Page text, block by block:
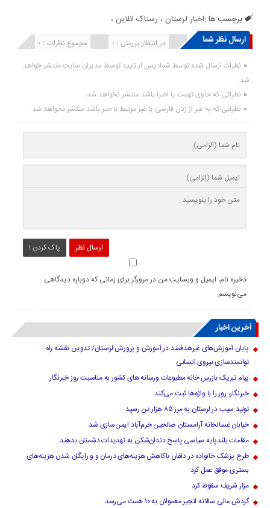
برچسب ها :اخبار لرستان ، رستاک انلاین ،
ارسال نظر شما
مجموع نظرات : 0 در انتظار بررسی : 0 انتشار یافته : ۰
نظرات ارسال شده توسط شما، پس از تایید توسط مدیران سایت منتشر خواهد
شد.
نظراتی که حاوی تهمت یا افترا باشد منتشر نخواهد شد.
نظراتی که به غیر از زبان فارسی یا غیر مرتبط با خبر باشد منتشر نخواهد شد.
ارسال نظر پاک کردن !
ذخیره نام، ایمیل و وبسایت من در مرورگر برای زمانی که دوباره دیدگاهی
می‌نویسم.
آخرین اخبار
پایان آموزش‌های غیرهدفمند در آموزش و پرورش لرستان/ تدوین نقشه راه
توانمندسازی نیروی انسانی
پیام تبریک بازرس خانه مطبوعات ورسانه های کشور به مناسبت روز خبرنگار
خبرنگار، روز را با واژه‌ها ثبت می‌کند
تولید سیب در لرستان به مرز ۸۵ هزار تن رسید
خیابان غسالخانه آرامستان صالحین خرم‌آباد ایمن‌سازی شد
مقامات بلندپایه سیاسی پاسخ دندان‌شکن به تهدیدات دشمنان بدهند
طرح پزشک خانواده در دلفان باکاهش هزینه‌های درمان و و رایگان شدن هزینه‌های
بستری موفق عمل کرد
مزار شریف سقوط کرد
گردش مالی سالانه انجیر معمولان به ۱۰ همت می‌رسد